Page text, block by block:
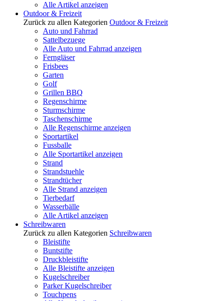
Alle Artikel anzeigen
Outdoor & Freizeit
Zurück zu allen Kategorien Outdoor & Freizeit
Auto und Fahrrad
Sattelbezuege
Alle Auto und Fahrrad anzeigen
Ferngläser
Frisbees
Garten
Golf
Grillen BBQ
Regenschirme
Sturmschirme
Taschenschirme
Alle Regenschirme anzeigen
Sportartikel
Fussballe
Alle Sportartikel anzeigen
Strand
Strandstuehle
Strandtücher
Alle Strand anzeigen
Tierbedarf
Wasserbälle
Alle Artikel anzeigen
Schreibwaren
Zurück zu allen Kategorien Schreibwaren
Bleistifte
Buntstifte
Druckbleistifte
Alle Bleistifte anzeigen
Kugelschreiber
Parker Kugelschreiber
Touchpens